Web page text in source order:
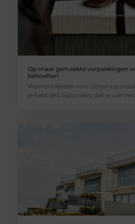
Op maat gemaakte verpakkingen
behoeften
Waarom kiezen voor dozen op
je hebt iets bijzonders dat je wilt